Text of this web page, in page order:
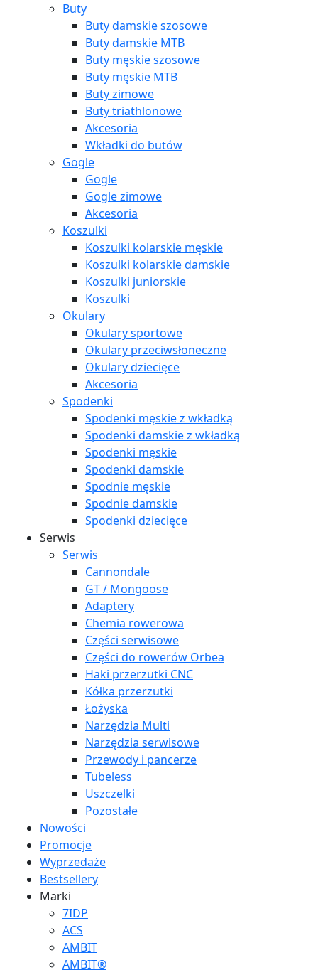
Buty
Buty damskie szosowe
Buty damskie MTB
Buty męskie szosowe
Buty męskie MTB
Buty zimowe
Buty triathlonowe
Akcesoria
Wkładki do butów
Gogle
Gogle
Gogle zimowe
Akcesoria
Koszulki
Koszulki kolarskie męskie
Koszulki kolarskie damskie
Koszulki juniorskie
Koszulki
Okulary
Okulary sportowe
Okulary przeciwsłoneczne
Okulary dziecięce
Akcesoria
Spodenki
Spodenki męskie z wkładką
Spodenki damskie z wkładką
Spodenki męskie
Spodenki damskie
Spodnie męskie
Spodnie damskie
Spodenki dziecięce
Serwis
Serwis
Cannondale
GT / Mongoose
Adaptery
Chemia rowerowa
Części serwisowe
Części do rowerów Orbea
Haki przerzutki CNC
Kółka przerzutki
Łożyska
Narzędzia Multi
Narzędzia serwisowe
Przewody i pancerze
Tubeless
Uszczelki
Pozostałe
Nowości
Promocje
Wyprzedaże
Bestsellery
Marki
7IDP
ACS
AMBIT
AMBIT®